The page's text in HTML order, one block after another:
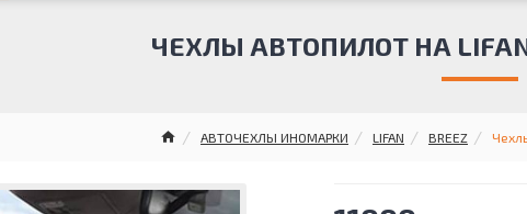
АВТОЧЕХЛЫ ИНОМАРКИ LIFAN BREEZ
ЧЕХЛЫ АВТОПИЛОТ НА LIFAN